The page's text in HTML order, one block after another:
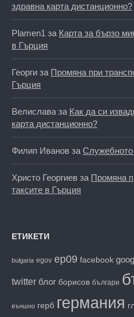
здравна карта дистанционно?
Plamen1 за Карта за бързо
в Гърция
Георги за Промяна при
Гърция
Велислава за Как да си
карта дистанционно?
Филип Иванов за
Христо Георгиев за Промяна
таксите в Гърция
ЕТИКЕТИ
bulgaria egov ep09 facebook
twitter блог борисов българи
външно герб германия